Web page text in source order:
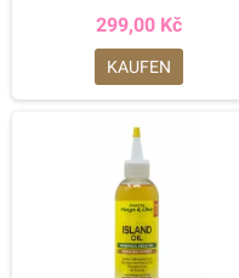
299,00 Kč
KAUFEN